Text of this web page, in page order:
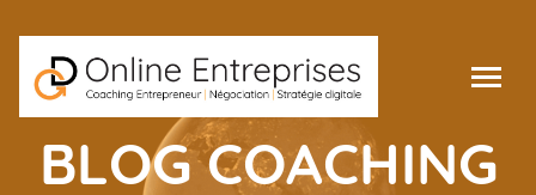
BLOG COACHING